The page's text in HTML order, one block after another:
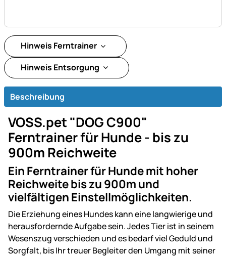
Hinweis Ferntrainer
Hinweis Entsorgung
Beschreibung
VOSS.pet "DOG C900"
Ferntrainer für Hunde - bis zu
900m Reichweite
Ein Ferntrainer für Hunde mit hoher
Reichweite bis zu 900m und
vielfältigen Einstellmöglichkeiten.
Die Erziehung eines Hundes kann eine langwierige und
herausfordernde Aufgabe sein. Jedes Tier ist in seinem
Wesenszug verschieden und es bedarf viel Geduld und
Sorgfalt, bis Ihr treuer Begleiter den Umgang mit seiner